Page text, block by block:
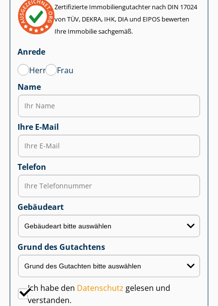
Zertifizierte Im­mo­bi­li­en­gut­ach­ter nach DIN 17024
von TÜV, DEKRA, IHK, DIA und EIPOS bewerten
Ihre Immobilie sachgemäß.
Anrede
Herr
Frau
Name
Ihre E-Mail
Telefon
Gebäudeart
Grund des Gutachtens
Ich habe den Datenschutz gelesen und
verstanden.